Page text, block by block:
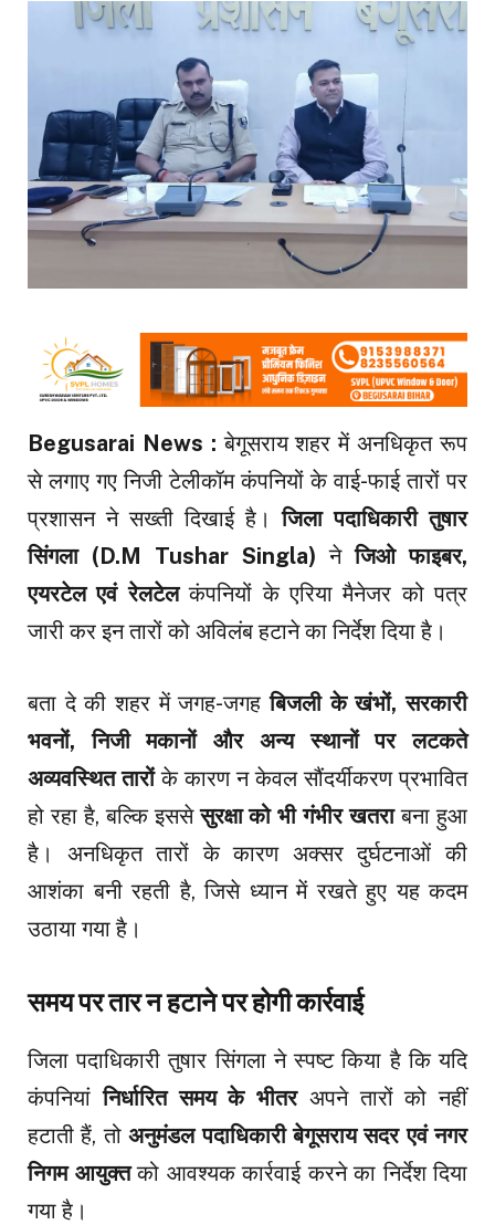
Begusarai News :बेगूसराय शहर में अनधिकृत रूप
से लगाए गए निजी टेलीकॉम कंपनियों के वाई-फाई तारों पर
प्रशासन ने सख्ती दिखाई है।जिला पदाधिकारी तुषार
सिंगला (D.M Tushar Singla) नेजिओ फाइबर,
एयरटेल एवं रेलटेलकंपनियों के एरिया मैनेजर को पत्र
जारी कर इन तारों को अविलंब हटाने का निर्देश दिया है।
बता दे की शहर में जगह-जगहबिजली के खंभों, सरकारी
भवनों, निजी मकानों और अन्य स्थानों पर लटकते
अव्यवस्थित तारोंके कारण न केवल सौंदर्यीकरण प्रभावित
हो रहा है, बल्कि इससेसुरक्षा को भी गंभीर खतराबना हुआ
है। अनधिकृत तारों के कारण अक्सर दुर्घटनाओं की
आशंका बनी रहती है, जिसे ध्यान में रखते हुए यह कदम
उठाया गया है।
समय पर तार न हटाने पर होगी कार्रवाई
जिला पदाधिकारी तुषार सिंगला ने स्पष्ट किया है कि यदि
कंपनियांनिर्धारित समय के भीतरअपने तारों को नहीं
हटाती हैं, तोअनुमंडल पदाधिकारी बेगूसराय सदर एवं नगर
निगम आयुक्तको आवश्यक कार्रवाई करने का निर्देश दिया
गया है।